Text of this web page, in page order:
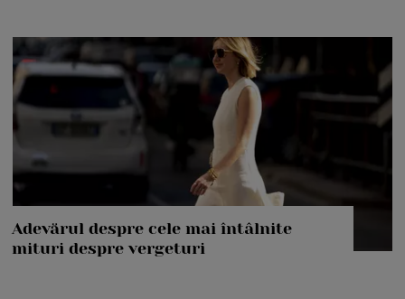
Adevărul despre cele mai întâlnite
mituri despre vergeturi